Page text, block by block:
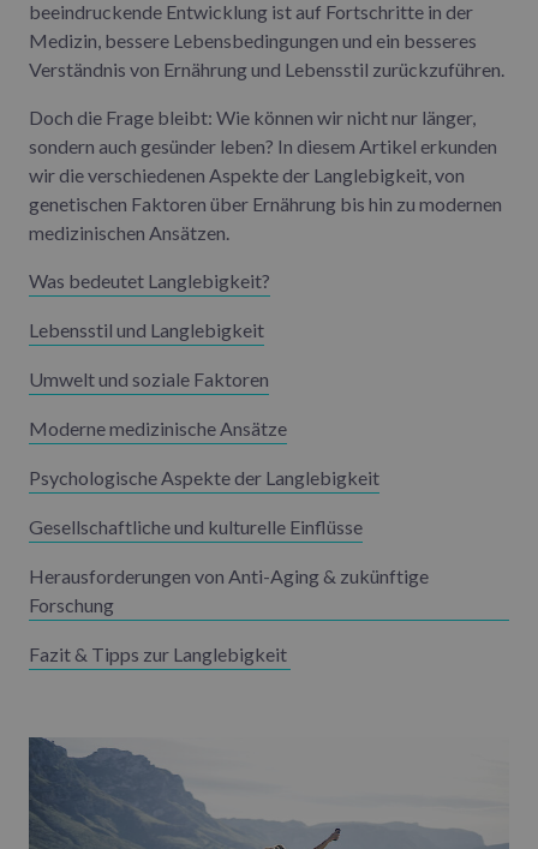
beeindruckende Entwicklung ist auf Fortschritte in der
Medizin, bessere Lebensbedingungen und ein besseres
Verständnis von Ernährung und Lebensstil zurückzuführen.
Doch die Frage bleibt: Wie können wir nicht nur länger,
sondern auch gesünder leben? In diesem Artikel erkunden
wir die verschiedenen Aspekte der Langlebigkeit, von
genetischen Faktoren über Ernährung bis hin zu modernen
medizinischen Ansätzen.
Was bedeutet Langlebigkeit?
Lebensstil und Langlebigkeit
Umwelt und soziale Faktoren
Moderne medizinische Ansätze
Psychologische Aspekte der Langlebigkeit
Gesellschaftliche und kulturelle Einflüsse
Herausforderungen von Anti-Aging & zukünftige
Forschung
Fazit & Tipps zur Langlebigkeit